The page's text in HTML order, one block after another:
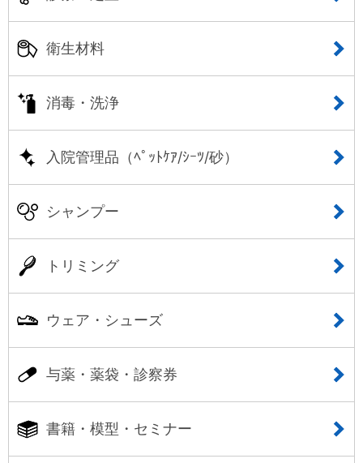
衛生材料
消毒・洗浄
入院管理品（ﾍﾟｯﾄｹｱ/ｼｰﾂ/砂）
シャンプー
トリミング
ウェア・シューズ
与薬・薬袋・診察券
書籍・模型・セミナー